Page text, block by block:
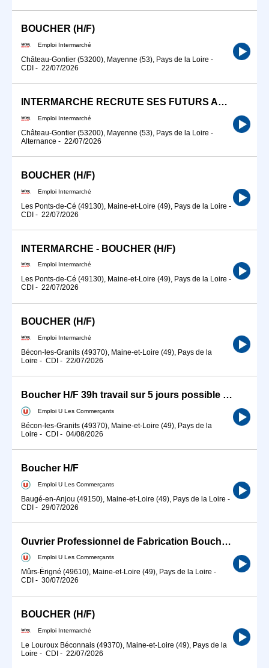
BOUCHER (H/F)
Emploi Intermarché
Château-Gontier (53200), Mayenne (53), Pays de la Loire -
CDI - 22/07/2026
INTERMARCHÉ RECRUTE SES FUTURS APPRENTIS BOUCHERS H/F
Emploi Intermarché
Château-Gontier (53200), Mayenne (53), Pays de la Loire -
Alternance - 22/07/2026
BOUCHER (H/F)
Emploi Intermarché
Les Ponts-de-Cé (49130), Maine-et-Loire (49), Pays de la Loire -
CDI - 22/07/2026
INTERMARCHE - BOUCHER (H/F)
Emploi Intermarché
Les Ponts-de-Cé (49130), Maine-et-Loire (49), Pays de la Loire -
CDI - 22/07/2026
BOUCHER (H/F)
Emploi Intermarché
Bécon-les-Granits (49370), Maine-et-Loire (49), Pays de la
Loire - CDI - 22/07/2026
Boucher H/F 39h travail sur 5 jours possible SALAIRE SUIVANT PROFIL
Emploi U Les Commerçants
Bécon-les-Granits (49370), Maine-et-Loire (49), Pays de la
Loire - CDI - 04/08/2026
Boucher H/F
Emploi U Les Commerçants
Baugé-en-Anjou (49150), Maine-et-Loire (49), Pays de la Loire -
CDI - 29/07/2026
Ouvrier Professionnel de Fabrication Boucher H/F
Emploi U Les Commerçants
Mûrs-Érigné (49610), Maine-et-Loire (49), Pays de la Loire -
CDI - 30/07/2026
BOUCHER (H/F)
Emploi Intermarché
Le Louroux Béconnais (49370), Maine-et-Loire (49), Pays de la
Loire - CDI - 22/07/2026